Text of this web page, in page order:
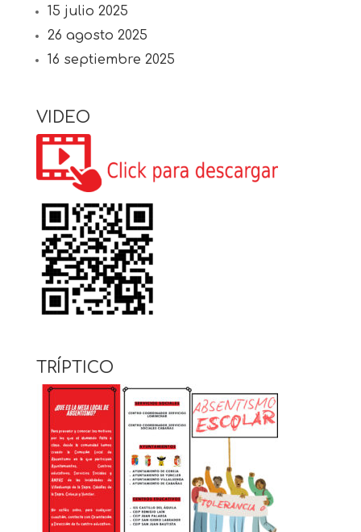
15 julio 2025
26 agosto 2025
16 septiembre 2025
VIDEO
TRÍPTICO